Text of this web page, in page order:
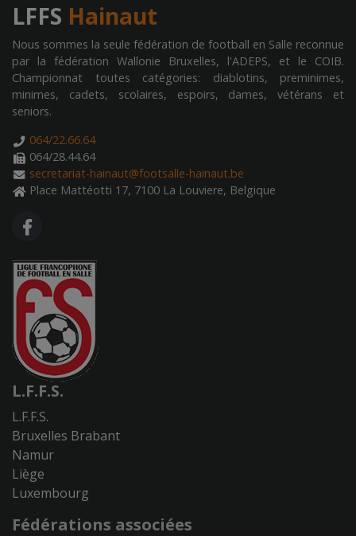
LFFS Hainaut
Nous sommes la seule fédération de football en Salle reconnue
par la fédération Wallonie Bruxelles, l'ADEPS, et le COIB.
Championnat toutes catégories: diablotins, preminimes,
minimes, cadets, scolaires, espoirs, dames, vétérans et
seniors.
064/22.66.64
064/28.44.64
secretariat-hainaut@footsalle-hainaut.be
Place Mattéotti 17, 7100 La Louviere, Belgique
FA FACEBOOK F
L.F.F.S.
L.F.F.S.
Bruxelles Brabant
Namur
Liège
Luxembourg
Fédérations associées